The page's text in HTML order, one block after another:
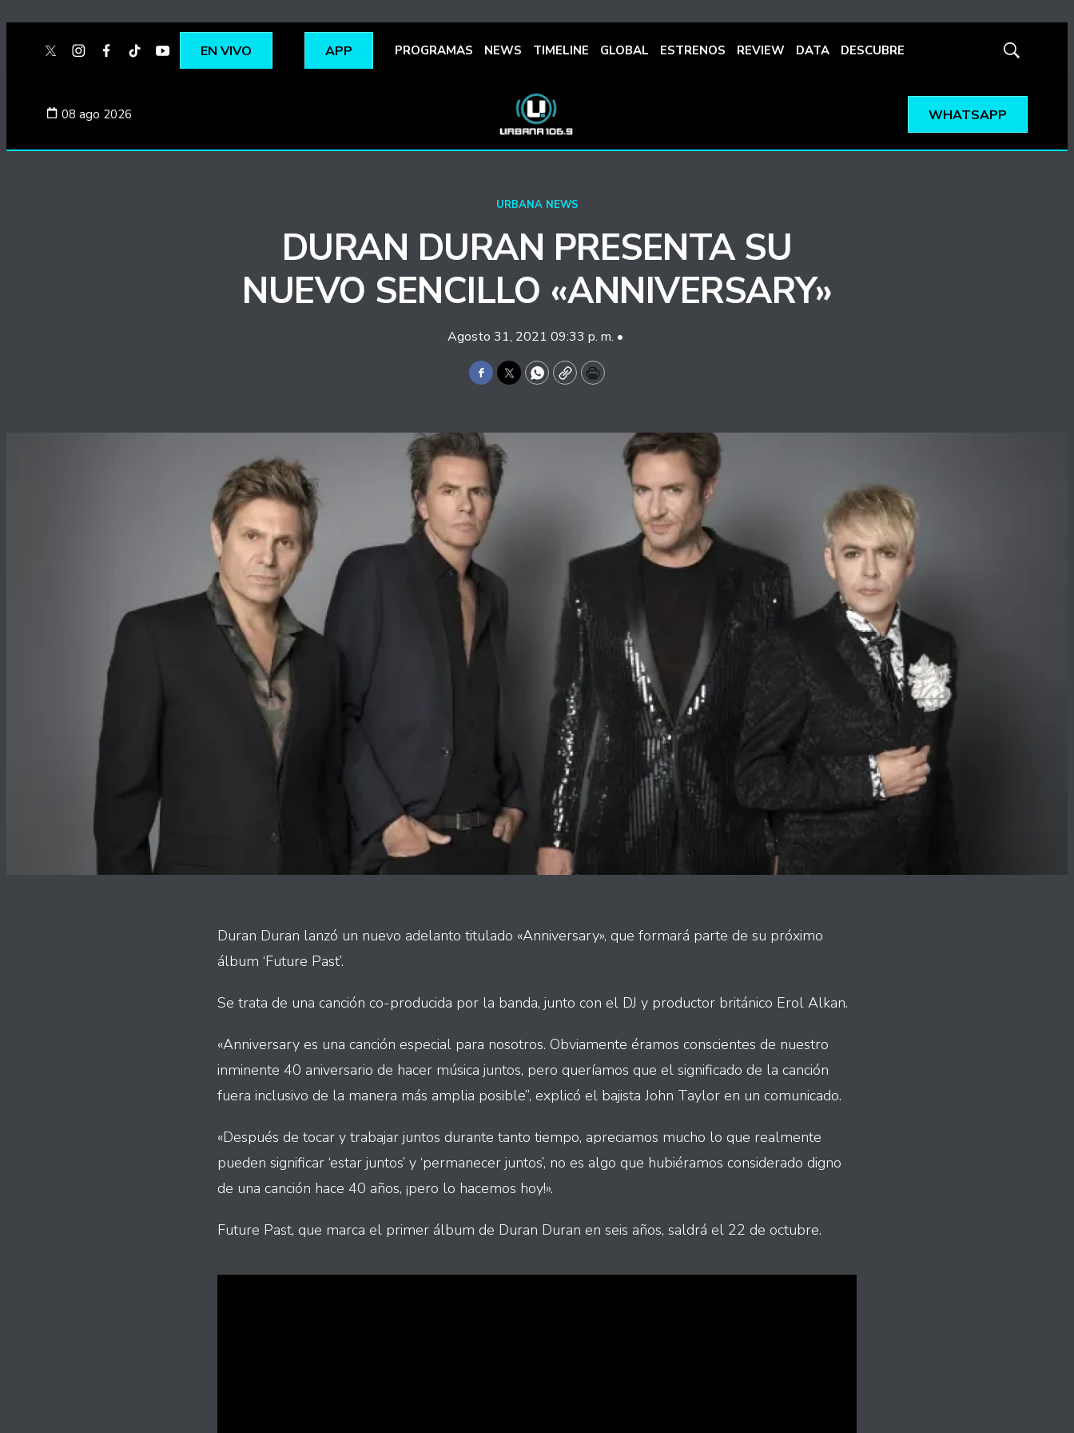
twitterinstagram
facebook
tiktokyoutubespotify
EN VIVO APP PROGRAMAS NEWS TIMELINE GLOBAL ESTRENOS REVIEW DATA DESCUBRE
Mostrar
08 ago 2026 WHATSAPP
URBANA NEWS
DURAN DURAN PRESENTA SU
NUEVO SENCILLO «ANNIVERSARY»
Agosto 31, 2021 09:33 p. m. •
Facebook
TwitterWhatsApp
CopyPrint
Duran Duran lanzó un nuevo adelanto titulado «Anniversary», que formará parte de su próximo
álbum ‘Future Past’.
Se trata de una canción co-producida por la banda, junto con el DJ y productor británico Erol Alkan.
«Anniversary es una canción especial para nosotros. Obviamente éramos conscientes de nuestro
inminente 40 aniversario de hacer música juntos, pero queríamos que el significado de la canción
fuera inclusivo de la manera más amplia posible”, explicó el bajista John Taylor en un comunicado.
«Después de tocar y trabajar juntos durante tanto tiempo, apreciamos mucho lo que realmente
pueden significar ‘estar juntos’ y ‘permanecer juntos’, no es algo que hubiéramos considerado digno
de una canción hace 40 años, ¡pero lo hacemos hoy!».
Future Past, que marca el primer álbum de Duran Duran en seis años, saldrá el 22 de octubre.